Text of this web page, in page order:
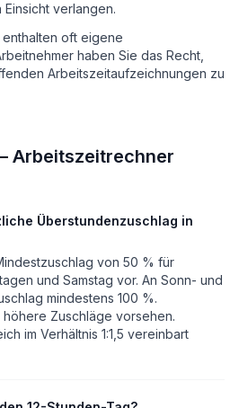
verlangen.
oft eigene
haben Sie das Recht,
Arbeitszeitaufzeichnungen zu
Arbeitszeitrechner
Überstundenzuschlag in
von 50 % für
und Samstag vor. An Sonn- und
mindestens 100 %.
Zuschläge vorsehen.
im Verhältnis 1:1,5 vereinbart